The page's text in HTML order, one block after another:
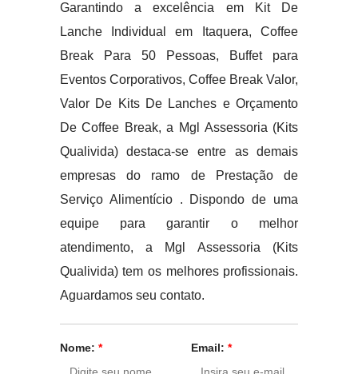
Garantindo a excelência em Kit De
Lanche Individual em Itaquera, Coffee
Break Para 50 Pessoas, Buffet para
Eventos Corporativos, Coffee Break Valor,
Valor De Kits De Lanches e Orçamento
De Coffee Break, a Mgl Assessoria (Kits
Qualivida) destaca-se entre as demais
empresas do ramo de Prestação de
Serviço Alimentício . Dispondo de uma
equipe para garantir o melhor
atendimento, a Mgl Assessoria (Kits
Qualivida) tem os melhores profissionais.
Aguardamos seu contato.
Nome: * Email: *